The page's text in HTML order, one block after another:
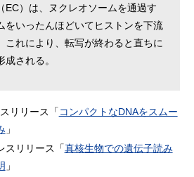
EC）は、ヌクレオソームを通過す
をいったんほどいてヒストンを下流
これにより、転写が終わると直ちに
される。
リリース「 コンパクトなDNAをスムー
」
スリリース「真核生物での遺伝子読み
」